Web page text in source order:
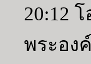
20:12
พระอง